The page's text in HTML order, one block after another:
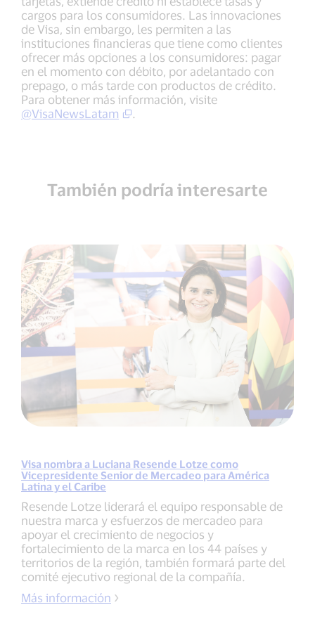
cargos para los consumidores. Las innovaciones
de Visa, sin embargo, les permiten a las
instituciones financieras que tiene como clientes
ofrecer más opciones a los consumidores: pagar
en el momento con débito, por adelantado con
prepago, o más tarde con productos de crédito.
Para obtener más información, visite
@VisaNewsLatam
.
También podría interesarte
Visa nombra a Luciana Resende Lotze como
Vicepresidente Senior de Mercadeo para América
Latina y el Caribe
Resende Lotze liderará el equipo responsable de
nuestra marca y esfuerzos de mercadeo para
apoyar el crecimiento de negocios y
fortalecimiento de la marca en los 44 países y
territorios de la región, también formará parte del
comité ejecutivo regional de la compañía.
Más información